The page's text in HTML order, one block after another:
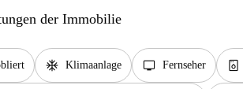
der Immobilie
ac_unit Klimaanlage tv Fernseher dishwasher_gen